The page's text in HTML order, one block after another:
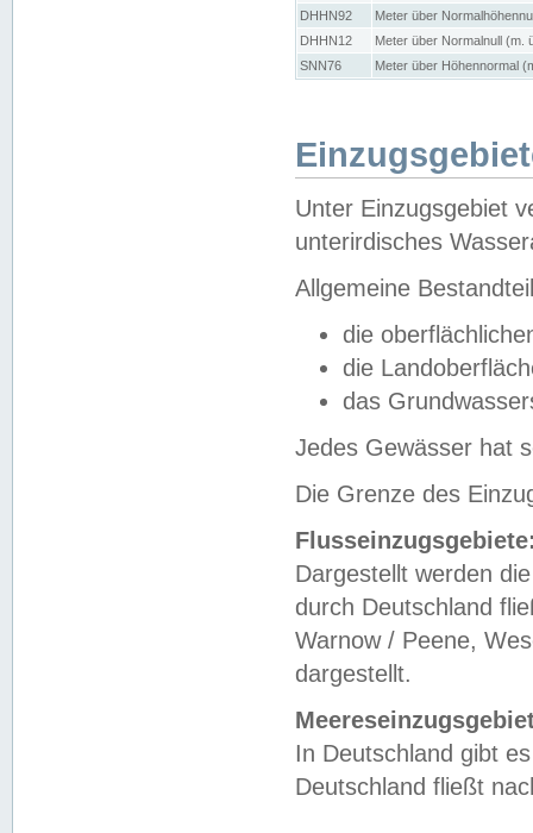
DHHN92
Meter über
DHHN12
Meter über Normalnull (m.
SNN76
Meter über Höhennormal
Unter Einzugsgebiet
unterirdisches
Allgemeine
die
die
das
Jedes Gewässer hat
Die Grenze des
Dargestellt werden
durch Deutschland
Warnow / Peene,
dargestellt.
In Deutschland gibt
Deutschland fließt